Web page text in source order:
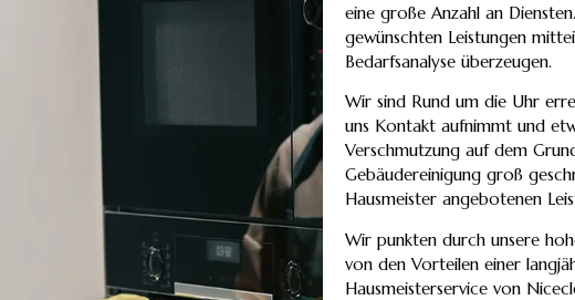
eine große Anzahl an
gewünschten Leistungen
Bedarfsanalyse überzeugen.
Wir sind Rund um die Uhr
uns Kontakt aufnimmt und
Verschmutzung auf dem
Gebäudereinigung groß
Hausmeister angebotenen
Wir punkten durch unsere
von den Vorteilen einer
Hausmeisterservice von